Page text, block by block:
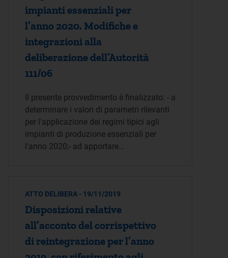
impianti essenziali per
l’anno 2020. Modifiche e
integrazioni alla
deliberazione dell’Autorità
111/06
Il presente provvedimento è finalizzato: - a
determinare i valori di parametri rilevanti
per l'applicazione dei regimi tipici agli
impianti di produzione essenziali per
l'anno 2020;- ad apportare…
ATTO DELIBERA - 19/11/2019
Disposizioni relative
all’acconto del corrispettivo
di reintegrazione per l’anno